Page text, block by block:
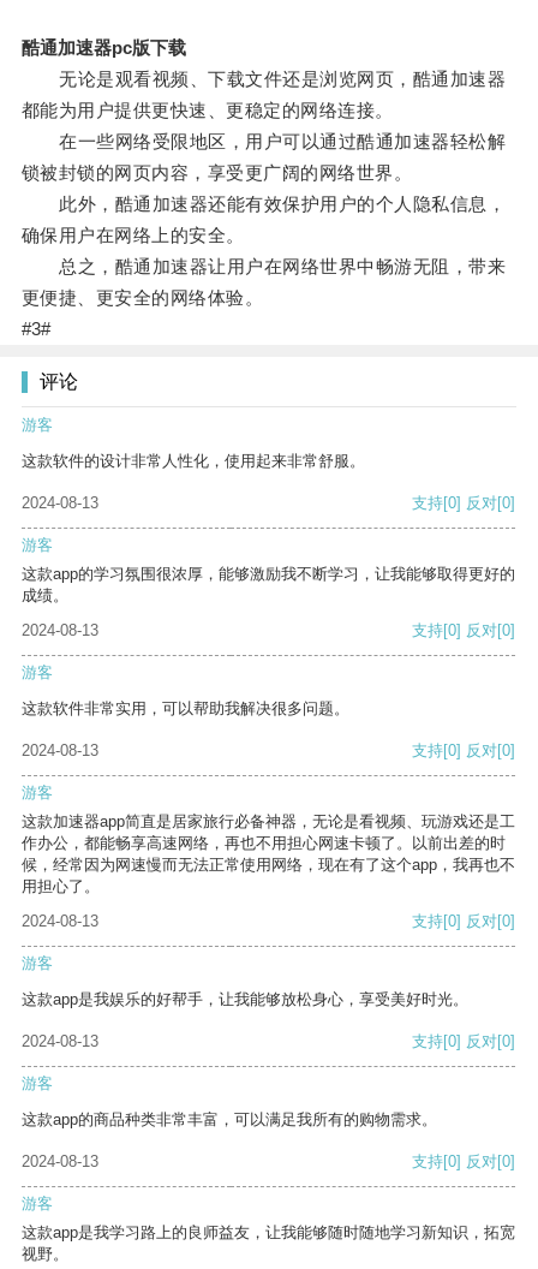
酷通加速器pc版下载
无论是观看视频、下载文件还是浏览网页，酷通加速器
都能为用户提供更快速、更稳定的网络连接。
在一些网络受限地区，用户可以通过酷通加速器轻松解
锁被封锁的网页内容，享受更广阔的网络世界。
此外，酷通加速器还能有效保护用户的个人隐私信息，
确保用户在网络上的安全。
总之，酷通加速器让用户在网络世界中畅游无阻，带来
更便捷、更安全的网络体验。
#3#
评论
游客
这款软件的设计非常人性化，使用起来非常舒服。
2024-08-13 支持[0] 反对[0]
游客
这款app的学习氛围很浓厚，能够激励我不断学习，让我能够取得更好的
成绩。
2024-08-13
支持[0] 反对[0]
游客
这款软件非常实用，可以帮助我解决很多问题。
2024-08-13 支持[0] 反对[0]
游客
这款加速器app简直是居家旅行必备神器，无论是看视频、玩游戏还是工
作办公，都能畅享高速网络，再也不用担心网速卡顿了。以前出差的时
候，经常因为网速慢而无法正常使用网络，现在有了这个app，我再也不
用担心了。
2024-08-13
支持[0] 反对[0]
游客
这款app是我娱乐的好帮手，让我能够放松身心，享受美好时光。
2024-08-13 支持[0] 反对[0]
游客
这款app的商品种类非常丰富，可以满足我所有的购物需求。
2024-08-13 支持[0] 反对[0]
游客
这款app是我学习路上的良师益友，让我能够随时随地学习新知识，拓宽
视野。